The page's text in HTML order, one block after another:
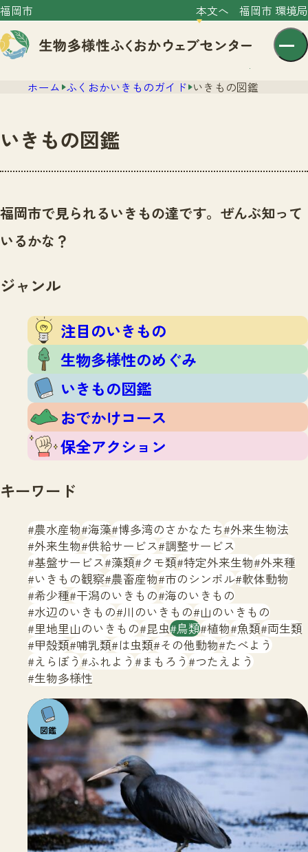
福岡市 本文へ 福岡市 環境局
文字サイズ 小 中 大
センター紹介
センター紹介TOP
サイトポリシー
ニュース
いきものガイド
注目のいきもの
生物多様性のめぐみ
いきもの図鑑
おでかけコース
保全アクション
イベント
いきもの調査隊
調査レポート
調査レポートTOP
調査結果
ふくおかいきものマップ
マッチング
マッチングTOP
掲載申し込みフォーム
お問合せ
生物多様性ふくおかウェブセンターとは
サイトマップ
ホーム ふくおかいきものガイド いきもの図鑑
いきもの図鑑
福岡市で見られるいきもの達です。ぜんぶ知って
いるかな？
ジャンル
注目のいきもの
生物多様性のめぐみ
いきもの図鑑
おでかけコース
保全アクション
キーワード
農水産物 海藻 博多湾のさかなたち 外来生物法
外来生物 供給サービス 調整サービス
基盤サービス 藻類 クモ類 特定外来生物 外来種
いきもの観察 農畜産物 市のシンボル 軟体動物
希少種 干潟のいきもの 海のいきもの
水辺のいきもの 川のいきもの 山のいきもの
里地里山のいきもの 昆虫 鳥類 植物 魚類 両生類
甲殻類 哺乳類 は虫類 その他動物 たべよう
えらぼう ふれよう まもろう つたえよう
生物多様性
注目の
いきも
の